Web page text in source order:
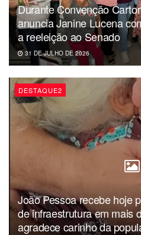
Durante Convenção
anuncia Janine Lucena
a reeleição ao Senado
31 DE JULHO DE 2026
DESTAQUE2
João Pessoa recebe hoje
de infraestrutura em mais
agradece carinho da